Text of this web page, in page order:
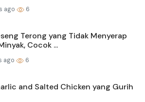
ago 6
Terong yang Tidak Menyerap
Cocok ...
ago 6
and Salted Chicken yang Gurih